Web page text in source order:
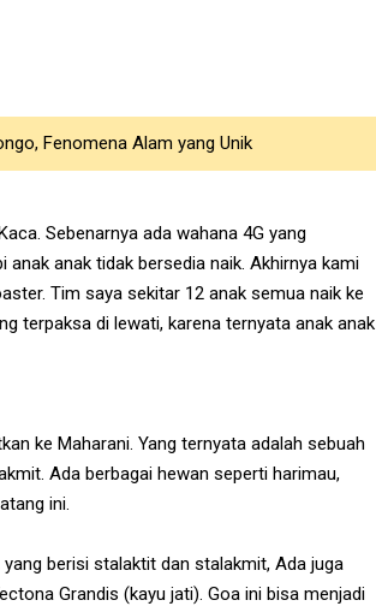
Fenomena Alam yang Unik
Sebenarnya ada wahana 4G yang
anak tidak bersedia naik. Akhirnya kami
Tim saya sekitar 12 anak semua naik ke
terpaksa di lewati, karena ternyata anak anak
ke Maharani. Yang ternyata adalah sebuah
Ada berbagai hewan seperti harimau,
ini.
berisi stalaktit dan stalakmit, Ada juga
Grandis (kayu jati). Goa ini bisa menjadi